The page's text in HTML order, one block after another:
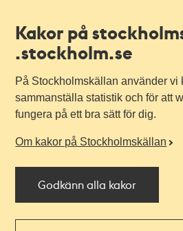
Kakor på
.stockholm.se
På Stockholmskällan använder vi
sammanställa statistik och för att
fungera på ett bra sätt för dig.
Om kakor på Stockholmskällan
Godkänn alla kakor